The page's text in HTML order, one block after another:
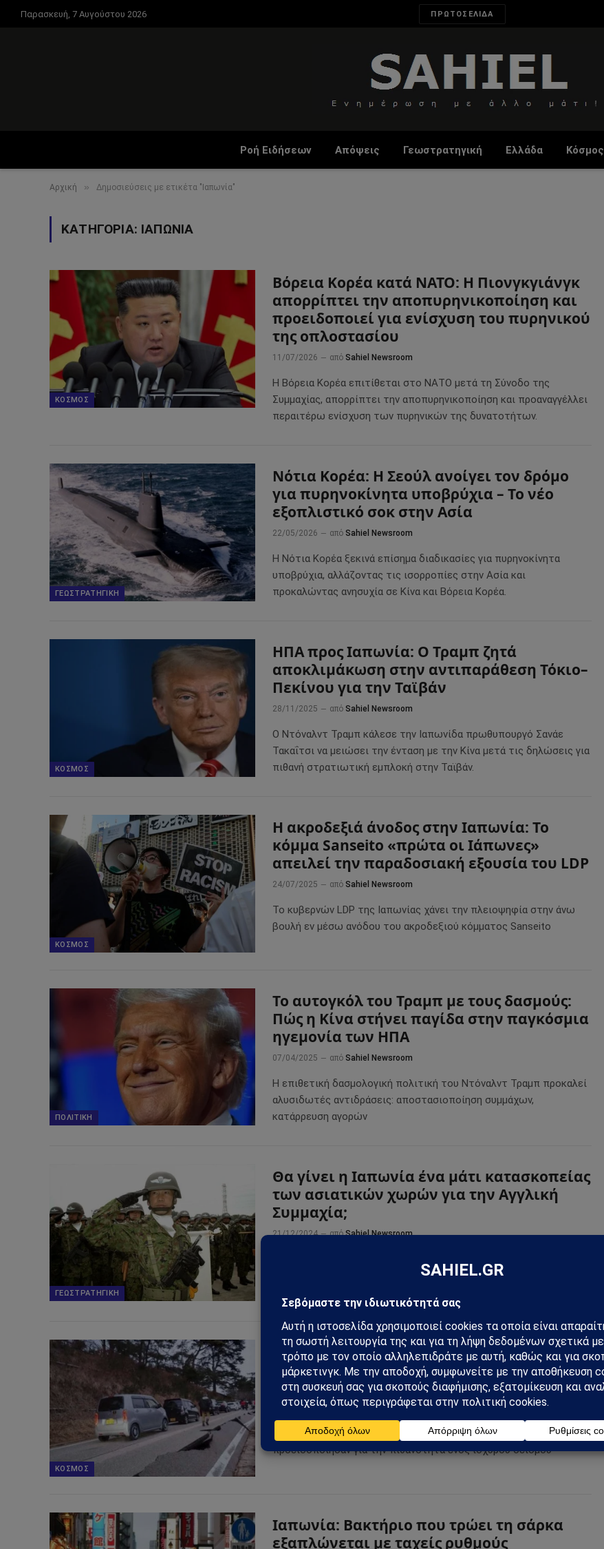
Παρασκευή, 7 Αυγούστου 2026 ΠΡΩΤΟΣΕΛΙΔΑ
Ροή Ειδήσεων Απόψεις Γεωστρατηγική Ελλάδα Κόσμος
Αρχική » Δημοσιεύσεις με ετικέτα "Ιαπωνία"
ΚΑΤΗΓΟΡΊΑ: ΙΑΠΩΝΊΑ
ΚΌΣΜΟΣ
Βόρεια Κορέα κατά ΝΑΤΟ: Η Πιονγκγιάνγκ
απορρίπτει την αποπυρηνικοποίηση και
προειδοποιεί για ενίσχυση του πυρηνικού
της οπλοστασίου
11/07/2026 από Sahiel Newsroom
Η Βόρεια Κορέα επιτίθεται στο ΝΑΤΟ μετά τη Σύνοδο της
Συμμαχίας, απορρίπτει την αποπυρηνικοποίηση και προαναγγέλλει
περαιτέρω ενίσχυση των πυρηνικών της δυνατοτήτων.
ΓΕΩΣΤΡΑΤΗΓΙΚΉ
Νότια Κορέα: Η Σεούλ ανοίγει τον δρόμο
για πυρηνοκίνητα υποβρύχια – Το νέο
εξοπλιστικό σοκ στην Ασία
22/05/2026 από Sahiel Newsroom
Η Νότια Κορέα ξεκινά επίσημα διαδικασίες για πυρηνοκίνητα
υποβρύχια, αλλάζοντας τις ισορροπίες στην Ασία και
προκαλώντας ανησυχία σε Κίνα και Βόρεια Κορέα.
ΚΌΣΜΟΣ
ΗΠΑ προς Ιαπωνία: Ο Τραμπ ζητά
αποκλιμάκωση στην αντιπαράθεση Τόκιο–
Πεκίνου για την Ταϊβάν
28/11/2025 από Sahiel Newsroom
Ο Ντόναλντ Τραμπ κάλεσε την Ιαπωνίδα πρωθυπουργό Σανάε
Τακαΐτσι να μειώσει την ένταση με την Κίνα μετά τις δηλώσεις για
πιθανή στρατιωτική εμπλοκή στην Ταϊβάν.
ΚΌΣΜΟΣ
Η ακροδεξιά άνοδος στην Ιαπωνία: Το
κόμμα Sanseito «πρώτα οι Ιάπωνες»
απειλεί την παραδοσιακή εξουσία του LDP
24/07/2025 από Sahiel Newsroom
Το κυβερνών LDP της Ιαπωνίας χάνει την πλειοψηφία στην άνω
βουλή εν μέσω ανόδου του ακροδεξιού κόμματος Sanseito
ΠΟΛΙΤΙΚΉ
Το αυτογκόλ του Τραμπ με τους δασμούς:
Πώς η Κίνα στήνει παγίδα στην παγκόσμια
ηγεμονία των ΗΠΑ
07/04/2025 από Sahiel Newsroom
Η επιθετική δασμολογική πολιτική του Ντόναλντ Τραμπ προκαλεί
αλυσιδωτές αντιδράσεις: αποστασιοποίηση συμμάχων,
κατάρρευση αγορών
ΓΕΩΣΤΡΑΤΗΓΙΚΉ
Θα γίνει η Ιαπωνία ένα μάτι κατασκοπείας
των ασιατικών χωρών για την Αγγλική
Συμμαχία;
21/12/2024 από Sahiel Newsroom
πληροφοριών μεταξύ των Ηνωμένων Πολιτειών, της Μεγάλης
ΚΌΣΜΟΣ
Συναγερμός στην Ιαπωνία λόγω αυξημένης
πιθανότητας ισχυρού σεισμού
09/08/2024 από Sahiel Newsroom
ακτή της και την προειδοποίηση για τσουνάμι, οι αρχές
προειδοποίησαν για την πιθανότητα ενός ισχυρού σεισμού
Ιαπωνία: Βακτήριο που τρώει τη σάρκα
εξαπλώνεται με ταχείς ρυθμούς